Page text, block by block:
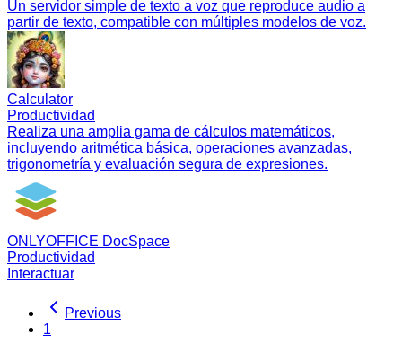
Un servidor simple de texto a voz que reproduce audio a
partir de texto, compatible con múltiples modelos de voz.
Calculator
Productividad
Realiza una amplia gama de cálculos matemáticos,
incluyendo aritmética básica, operaciones avanzadas,
trigonometría y evaluación segura de expresiones.
ONLYOFFICE DocSpace
Productividad
Interactuar
Previous
1